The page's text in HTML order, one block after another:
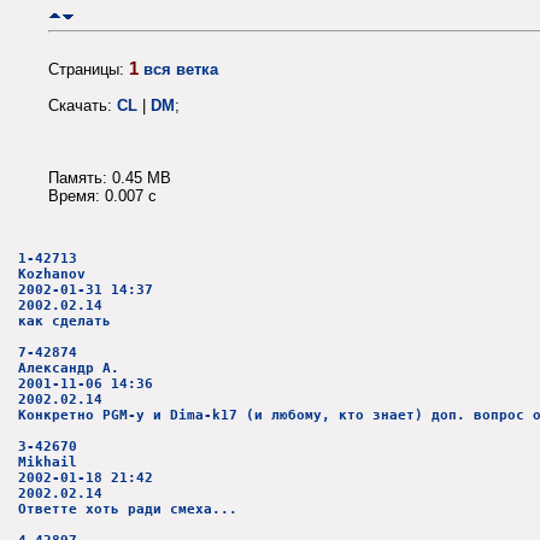
Страницы: 1 вся ветка
Скачать: CL | DM;
Память: 0.45 MB
Время: 0.007 c
1-42713
Kozhanov
2002-01-31 14:37
2002.02.14
как сделать
7-42874
Александр А.
2001-11-06 14:36
2002.02.14
Конкретно PGM-у и Dima-k17 (и любому, кто знает) доп. вопрос
3-42670
Mikhail
2002-01-18 21:42
2002.02.14
Ответте хоть ради смеха...